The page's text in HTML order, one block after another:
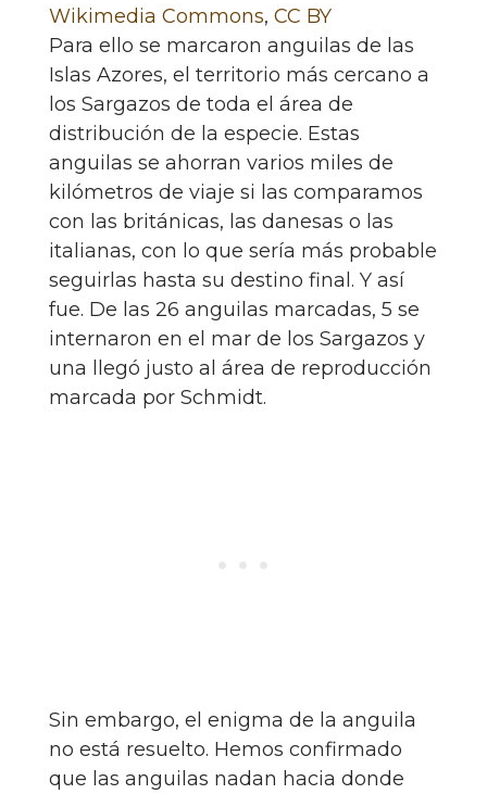
Wikimedia Commons, CC BY
Para ello se marcaron anguilas de las
Islas Azores, el territorio más cercano a
los Sargazos de toda el área de
distribución de la especie. Estas
anguilas se ahorran varios miles de
kilómetros de viaje si las comparamos
con las británicas, las danesas o las
italianas, con lo que sería más probable
seguirlas hasta su destino final. Y así
fue. De las 26 anguilas marcadas, 5 se
internaron en el mar de los Sargazos y
una llegó justo al área de reproducción
marcada por Schmidt.
Sin embargo, el enigma de la anguila
no está resuelto. Hemos confirmado
que las anguilas nadan hacia donde